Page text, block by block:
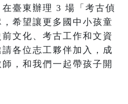
臺東辦理 3 場「考古偵
希望讓更多國中小孩童
文化、考古工作和文資
各位志工夥伴加入，成
，和我們一起帶孩子開